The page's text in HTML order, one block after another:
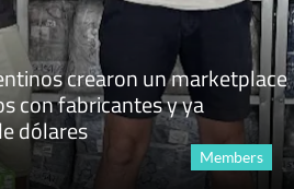
crearon un marketplace
con fabricantes y ya
dólares
Members